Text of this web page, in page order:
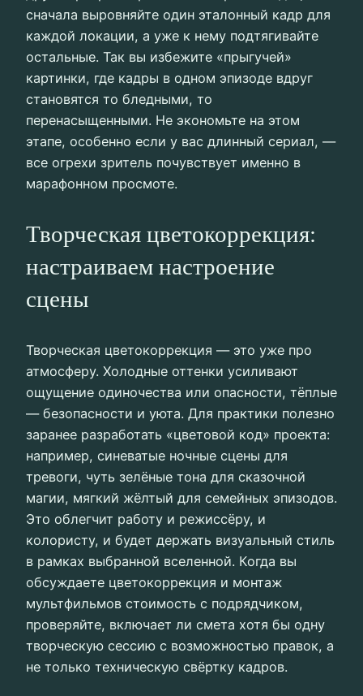
сначала выровняйте один эталонный кадр для
каждой локации, а уже к нему подтягивайте
остальные. Так вы избежите «прыгучей»
картинки, где кадры в одном эпизоде вдруг
становятся то бледными, то
перенасыщенными. Не экономьте на этом
этапе, особенно если у вас длинный сериал, —
все огрехи зритель почувствует именно в
марафонном просмоте.
Творческая цветокоррекция:
настраиваем настроение
сцены
Творческая цветокоррекция — это уже про
атмосферу. Холодные оттенки усиливают
ощущение одиночества или опасности, тёплые
— безопасности и уюта. Для практики полезно
заранее разработать «цветовой код» проекта:
например, синеватые ночные сцены для
тревоги, чуть зелёные тона для сказочной
магии, мягкий жёлтый для семейных эпизодов.
Это облегчит работу и режиссёру, и
колористу, и будет держать визуальный стиль
в рамках выбранной вселенной. Когда вы
обсуждаете цветокоррекция и монтаж
мультфильмов стоимость с подрядчиком,
проверяйте, включает ли смета хотя бы одну
творческую сессию с возможностью правок, а
не только техническую свёртку кадров.